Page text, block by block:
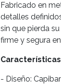
Fabricado en
detalles
sin que pierda
firme y segura
Características
- Diseño: